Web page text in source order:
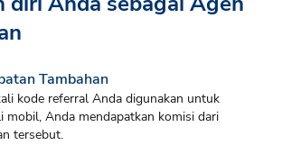
Tambahan
kode referral Anda digunakan untuk
mobil, Anda mendapatkan komisi dari
tersebut.